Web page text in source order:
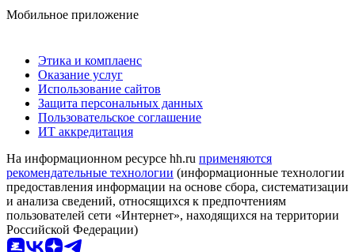
Мобильное приложение
Этика и комплаенс
Оказание услуг
Использование сайтов
Защита персональных данных
Пользовательское соглашение
ИТ аккредитация
На информационном ресурсе hh.ru применяются
рекомендательные технологии (информационные технологии
предоставления информации на основе сбора, систематизации
и анализа сведений, относящихся к предпочтениям
пользователей сети «Интернет», находящихся на территории
Российской Федерации)